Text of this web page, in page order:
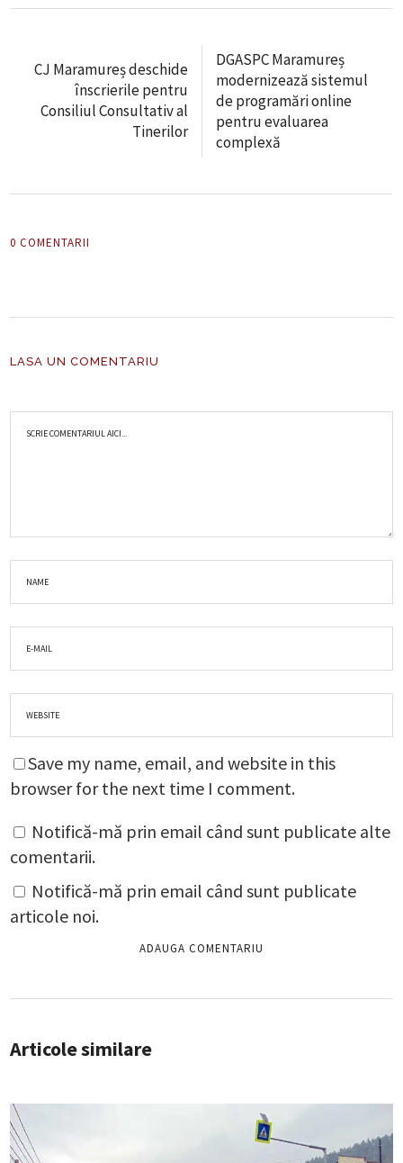
CJ Maramureș deschide
înscrierile pentru
Consiliul Consultativ al
Tinerilor
DGASPC Maramureș
modernizează sistemul
de programări online
pentru evaluarea
complexă
0 COMENTARII
LASA UN COMENTARIU
Save my name, email, and website in this
browser for the next time I comment.
Notifică-mă prin email când sunt publicate alte
comentarii.
Notifică-mă prin email când sunt publicate
articole noi.
Articole similare